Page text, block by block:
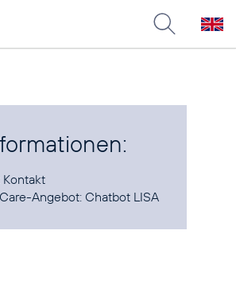
Kontakt
Angebot:Chatbot LISA